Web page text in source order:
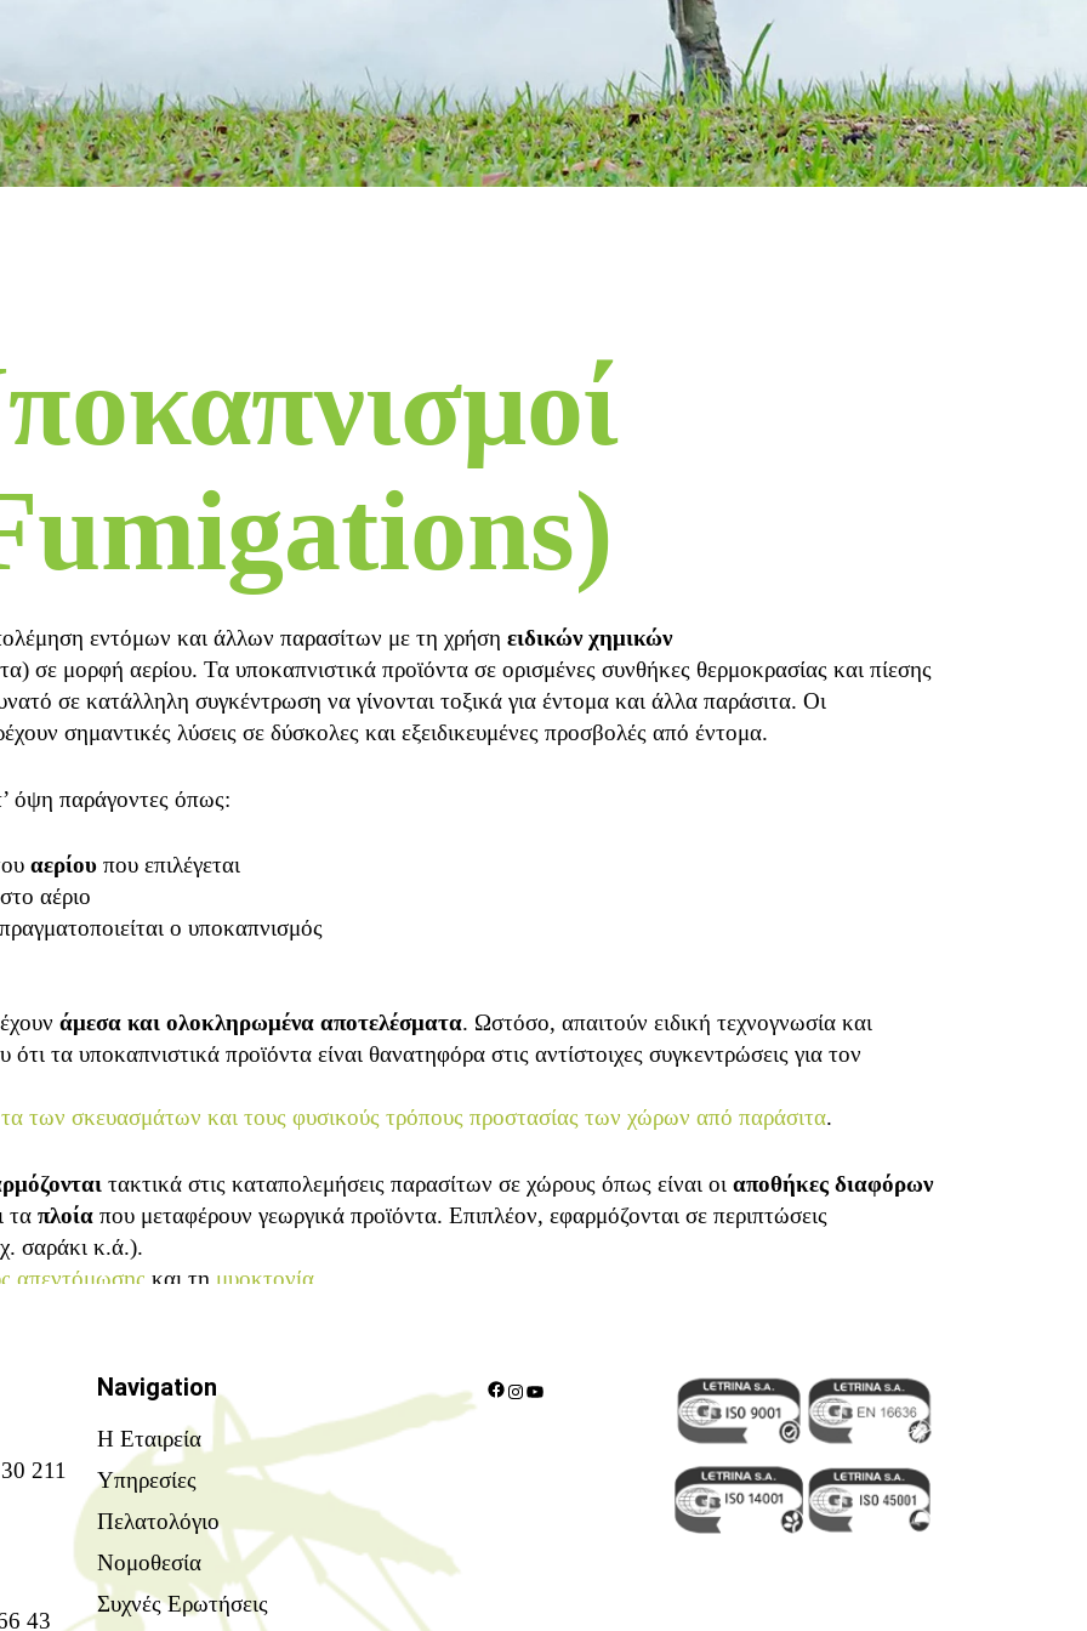
εντόμων και άλλων παρασίτων με τη χρήση ειδικών χημικών
σε μορφή αερίου. Τα υποκαπνιστικά προϊόντα σε ορισμένες συνθήκες θερμοκρασίας και πίεσης
σε κατάλληλη συγκέντρωση να γίνονται τοξικά για έντομα και άλλα παράσιτα. Οι
σημαντικές λύσεις σε δύσκολες και εξειδικευμένες προσβολές από έντομα.
όψη παράγοντες όπως:
αερίου που επιλέγεται
αέριο
ο υποκαπνισμός
άμεσα και ολοκληρωμένα αποτελέσματα. Ωστόσο, απαιτούν ειδική τεχνογνωσία και
τα υποκαπνιστικά προϊόντα είναι θανατηφόρα στις αντίστοιχες συγκεντρώσεις για τον
των σκευασμάτων και τους φυσικούς τρόπους προστασίας των χώρων από παράσιτα.
τακτικά στις καταπολεμήσεις παρασίτων σε χώρους όπως είναι οι αποθήκες διαφόρων
τα πλοία που μεταφέρουν γεωργικά προϊόντα. Επιπλέον, εφαρμόζονται σε περιπτώσεις
σαράκι κ.ά.).
απεντόμωσης και τη μυοκτονία
211
43
Navigation
Η Εταιρεία
Υπηρεσίες
Πελατολόγιο
Νομοθεσία
Συχνές Ερωτήσεις